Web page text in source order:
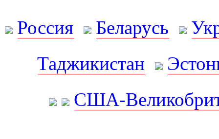
Россия Беларусь
Таджикистан
США-